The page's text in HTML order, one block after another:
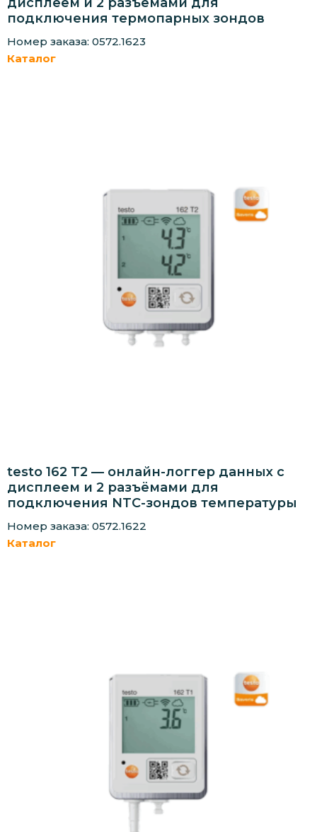
подключения термопарных зондов
Номер заказа: 0572.1623
Каталог
testo 162 T2 — онлайн-логгер данных с
дисплеем и 2 разъёмами для
подключения NTC-зондов температуры
Номер заказа: 0572.1622
Каталог